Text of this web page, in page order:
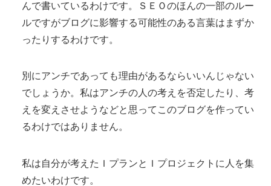
んで書いているわけです。ＳＥＯのほんの一部のルー
ルですがブログに影響する可能性のある言葉はまずか
ったりするわけです。
別にアンチであっても理由があるならいいんじゃない
でしょうか。私はアンチの人の考えを否定したり、考
えを変えさせようなどと思ってこのブログを作ってい
るわけではありません。
私は自分が考えたＩプランとＩプロジェクトに人を集
めたいわけです。